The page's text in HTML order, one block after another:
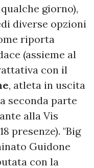
giorno),
diverse opzioni
riporta
(assieme al
con il
, atleta in uscita
seconda parte
alla Vis
presenze). "Big
Guidone
con la